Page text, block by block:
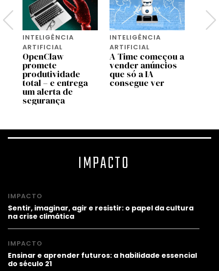
INTELIGÊNCIA
ARTIFICIAL
OpenClaw
promete
produtividade
total – e entrega
um alerta de
segurança
INTELIGÊNCIA
ARTIFICIAL
A Time começou a
vender anúncios
que só a IA
consegue ver
IMPACTO
IMPACTO
Sentir, imaginar, agir e resistir: o papel da cultura
na crise climática
IMPACTO
Ensinar e aprender futuros: a habilidade essencial
do século 21